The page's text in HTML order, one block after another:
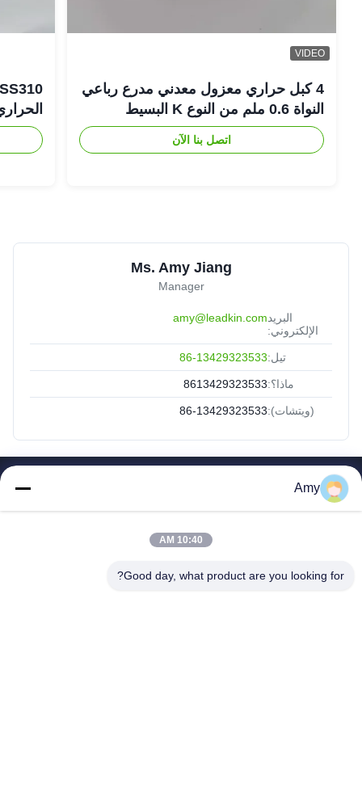
VIDEO
4 كبل حراري معزول معدني مدرع رباعي
النواة 0.6 ملم من النوع K البسيط
اتصل بنا الآن
Ms. Amy Jiang
Manager
البريد
الإلكتروني:
amy@leadkin.com
تيل:86-13429323533
ماذا؟:8613429323533
(ويتشات):86-13429323533
الصفحة الرئيسية
منتجات
جولة في المعمل
Amy
10:40 AM
Good day, what product are you looking for?